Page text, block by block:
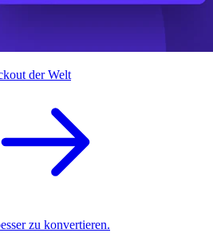
der Welt
zu konvertieren.